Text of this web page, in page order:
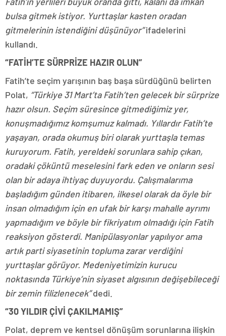
bulsa gitmek istiyor. Yurttaşlar kasten oradan
gitmelerinin istendiğini düşünüyor”ifadelerini
kullandı.
“FATİH’TE SÜRPRİZE HAZIR OLUN”
Fatih’te seçim yarışının baş başa sürdüğünü belirten
Polat, “Türkiye 31 Mart’ta Fatih’ten gelecek bir sürprize
hazır olsun. Seçim süresince gitmediğimiz yer,
konuşmadığımız komşumuz kalmadı. Yıllardır Fatih’te
yaşayan, orada okumuş biri olarak yurttaşla temas
kuruyorum. Fatih, yereldeki sorunlara sahip çıkan,
oradaki çöküntü meselesini fark eden ve onların sesi
olan bir adaya ihtiyaç duyuyordu. Çalışmalarıma
başladığım günden itibaren, ilkesel olarak da öyle bir
insan olmadığım için en ufak bir karşı mahalle ayrımı
yapmadığım ve böyle bir fikriyatım olmadığı için Fatih
reaksiyon gösterdi. Manipülasyonlar yapılıyor ama
artık parti siyasetinin topluma zarar verdiğini
yurttaşlar görüyor. Medeniyetimizin kurucu
noktasında Türkiye’nin siyaset algısının değişebileceği
bir zemin filizlenecek”dedi.
“30 YILDIR ÇİVİ ÇAKILMAMIŞ”
Polat, deprem ve kentsel dönüşüm sorunlarına ilişkin